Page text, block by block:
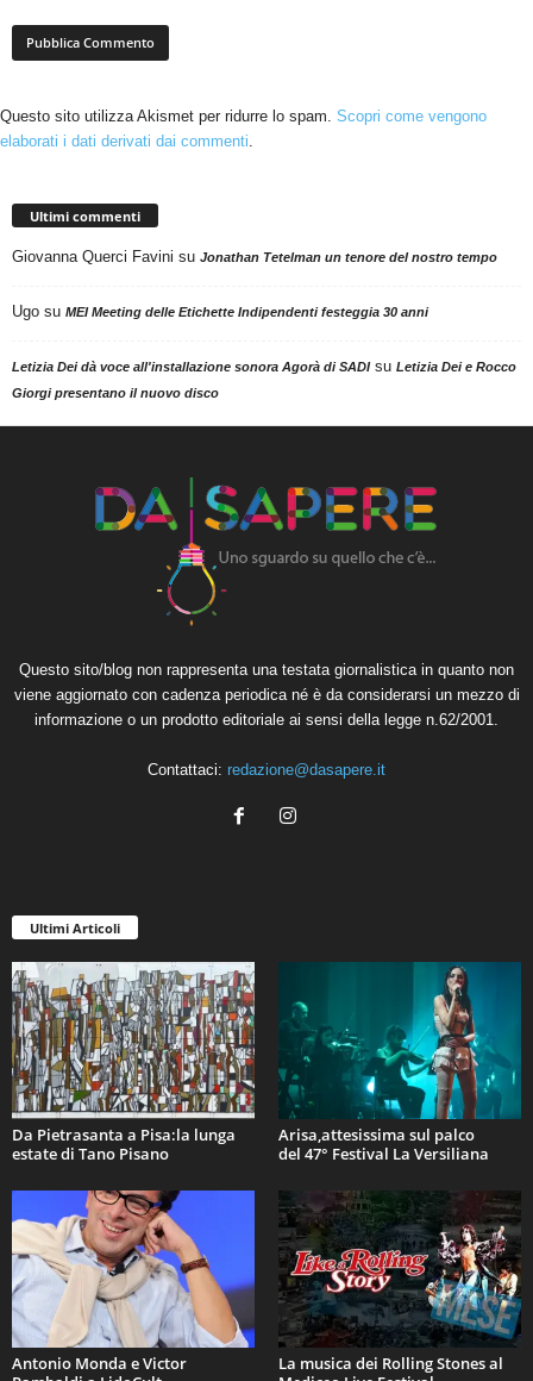
Questo sito utilizza Akismet per ridurre lo spam. Scopri come vengono
elaborati i dati derivati dai commenti.
Ultimi commenti
Giovanna Querci Favini su Jonathan Tetelman un tenore del nostro tempo
Ugo su MEI Meeting delle Etichette Indipendenti festeggia 30 anni
Letizia Dei dà voce all'installazione sonora Agorà di SADIsu Letizia Dei e Rocco
Giorgi presentano il nuovo disco
Questo sito/blog non rappresenta una testata giornalistica in quanto non
viene aggiornato con cadenza periodica né è da considerarsi un mezzo di
informazione o un prodotto editoriale ai sensi della legge n.62/2001.
Contattaci: redazione@dasapere.it
Ultimi Articoli
Da Pietrasanta a Pisa:la lunga
estate di Tano Pisano
Arisa,attesissima sul palco
del 47° Festival La Versiliana
Antonio Monda e Victor
La musica dei Rolling Stones al